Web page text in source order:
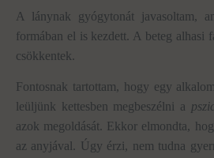
A lánynak gyógytonát javasoltam,
formában el is kezdett. A beteg alhasi
csökkentek.
Fontosnak tartottam, hogy egy
leüljünk kettesben megbeszélni a
azok megoldását. Ekkor elmondta,
az anyjával. Úgy érzi, nem tudna